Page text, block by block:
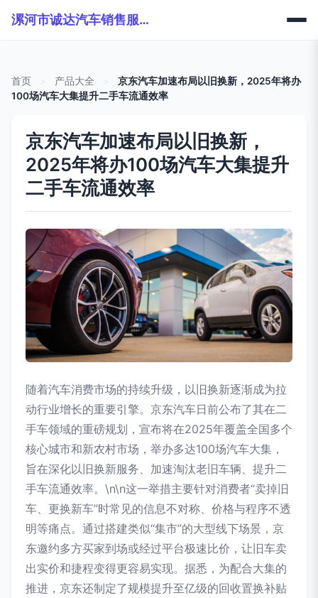
漯河市诚达汽车销售服务有限公司
首页 产品大全
京东汽车加速布局以旧换新，2025年将办
100场汽车大集提升二手车流通效率
京东汽车加速布局以旧换新，
2025年将办100场汽车大集提升
二手车流通效率
随着汽车消费市场的持续升级，以旧换新逐渐成为拉
动行业增长的重要引擎。京东汽车日前公布了其在二
手车领域的重磅规划，宣布将在2025年覆盖全国多个
核心城市和新农村市场，举办多达100场汽车大集，
旨在深化以旧换新服务、加速淘汰老旧车辆、提升二
手车流通效率。\n\n这一举措主要针对消费者“卖掉旧
车、更换新车”时常见的信息不对称、价格与程序不透
明等痛点。通过搭建类似“集市”的大型线下场景，京
东邀约多方买家到场或经过平台极速比价，让旧车卖
出实价和捷程变得更容易实现。据悉，为配合大集的
推进，京东还制定了规模提升至亿级的回收置换补贴